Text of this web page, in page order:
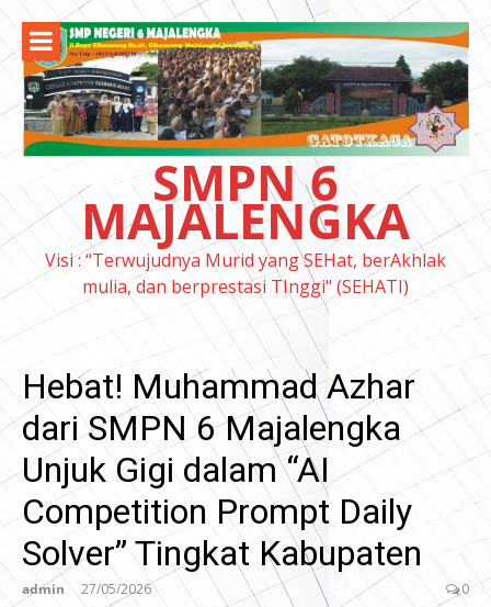
konten
SMPN 6
MAJALENGKA
Visi : “Terwujudnya Murid yang SEHat, berAkhlak
mulia, dan berprestasi TInggi" (SEHATI)
Hebat! Muhammad Azhar
dari SMPN 6 Majalengka
Unjuk Gigi dalam “AI
Competition Prompt Daily
Solver” Tingkat Kabupaten
admin 27/05/2026 0